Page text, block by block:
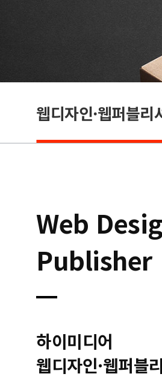
웹디자인·웹퍼블리
Web
Publisher
하이미디어
웹디자인·웹퍼블